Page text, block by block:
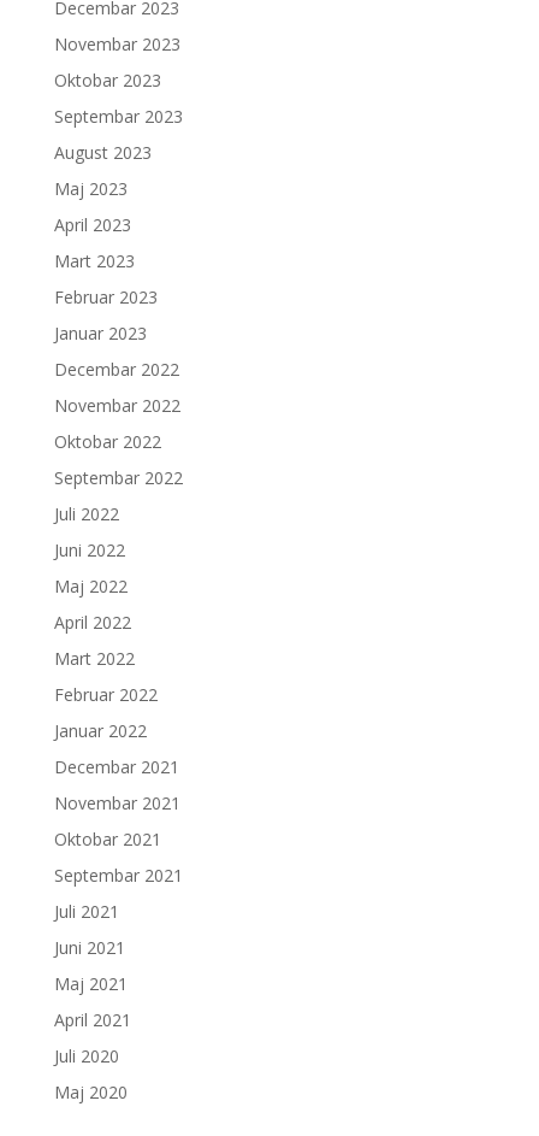
Decembar 2023
Novembar 2023
Oktobar 2023
Septembar 2023
August 2023
Maj 2023
April 2023
Mart 2023
Februar 2023
Januar 2023
Decembar 2022
Novembar 2022
Oktobar 2022
Septembar 2022
Juli 2022
Juni 2022
Maj 2022
April 2022
Mart 2022
Februar 2022
Januar 2022
Decembar 2021
Novembar 2021
Oktobar 2021
Septembar 2021
Juli 2021
Juni 2021
Maj 2021
April 2021
Juli 2020
Maj 2020